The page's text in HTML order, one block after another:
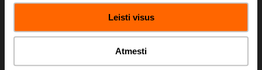
Leisti visus
Atmesti
Add to Cart
List
Share